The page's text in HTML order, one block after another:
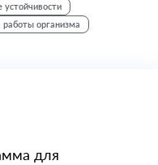
организма
для